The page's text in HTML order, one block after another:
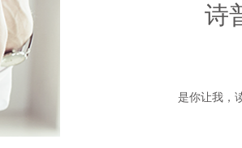
诗
是你让我，